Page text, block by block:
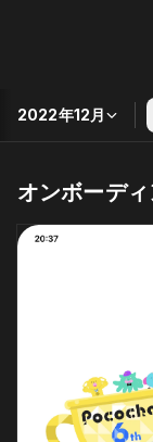
2022年12月
オンボーデ